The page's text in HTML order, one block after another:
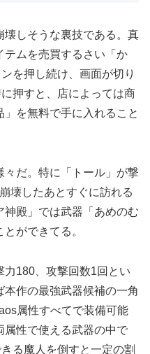
しそうな裏技である。真
テムを売買するさい「か
を押し続け、画面が切り
押すと、店によっては商
を無料で手に入れること
々だ。特に「トール」が撃
壊したあとすぐに訪れる
神殿」では武器「あめのむ
ができてる。
力180、攻撃回数1回とい
本作の最強武器候補の一角
属性すべてで装備可能
属性で使える武器の中で
る魔人を倒すと一定の割